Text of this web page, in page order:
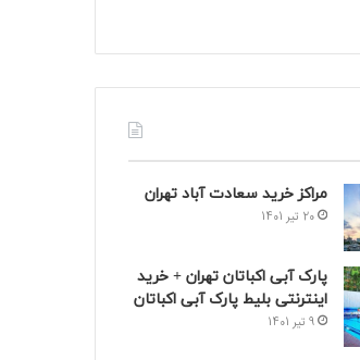
مراکز خرید سعادت‌ آباد تهران
20 تیر 1401
پارک آبی اکباتان تهران + خرید
اینترنتی بلیط پارک آبی اکباتان
9 تیر 1401